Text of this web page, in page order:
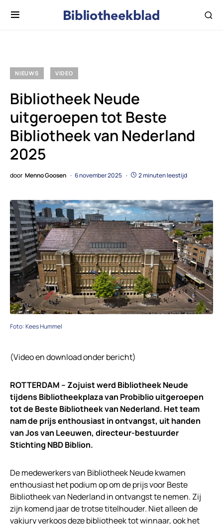
NIEUWS VIDEO
Bibliotheek Neude
uitgeroepen tot Beste
Bibliotheek van Nederland
2025
door Menno Goosen 6 november 2025 2 minuten leestijd
Foto: Kees Hummel
(Video en download onder bericht)
ROTTERDAM – Zojuist werd Bibliotheek Neude
tijdens Bibliotheekplaza van Probiblio uitgeroepen
tot de Beste Bibliotheek van Nederland. Het team
nam de prijs enthousiast in ontvangst, uit handen
van Jos van Leeuwen, directeur-bestuurder
Stichting NBD Biblion.
De medewerkers van Bibliotheek Neude kwamen
enthousiast het podium op om de prijs voor Beste
Bibliotheek van Nederland in ontvangst te nemen. Zij
zijn komend jaar de trotse titelhouder. Niet alleen de
vakjury verkoos deze bibliotheek tot winnaar, ook het